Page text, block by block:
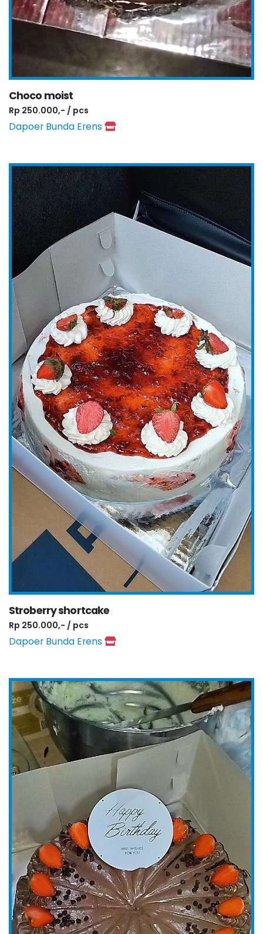
Choco moist
Rp 250.000,- / pcs
Dapoer Bunda Erens
Stroberry shortcake
Rp 250.000,- / pcs
Dapoer Bunda Erens